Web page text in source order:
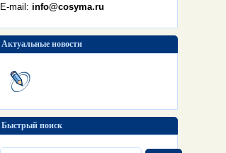
E-mail: info@cosyma.ru
Актуальные новости
Быстрый поиск